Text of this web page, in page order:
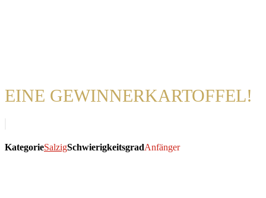
EINE GEWINNERKARTOFFEL!
KategorieSalzigSchwierigkeitsgradAnfänger